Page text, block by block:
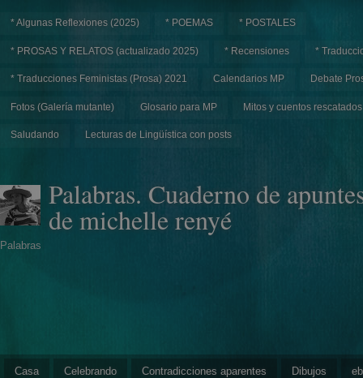
* Algunas Reflexiones (2025) * POEMAS * POSTALES
* PROSAS Y RELATOS (actualizado 2025) * Recensiones *
* Traducciones Feministas (Prosa) 2021 Calendarios MP Debate
Fotos (Galería mutante) Glosario para MP Mitos y cuentos rescatados
Saludando Lecturas de Lingüística con posts
Palabras. Cuaderno de
de michelle renyé
Palabras
Casa Celebrando Contradicciones aparentes Dibujos